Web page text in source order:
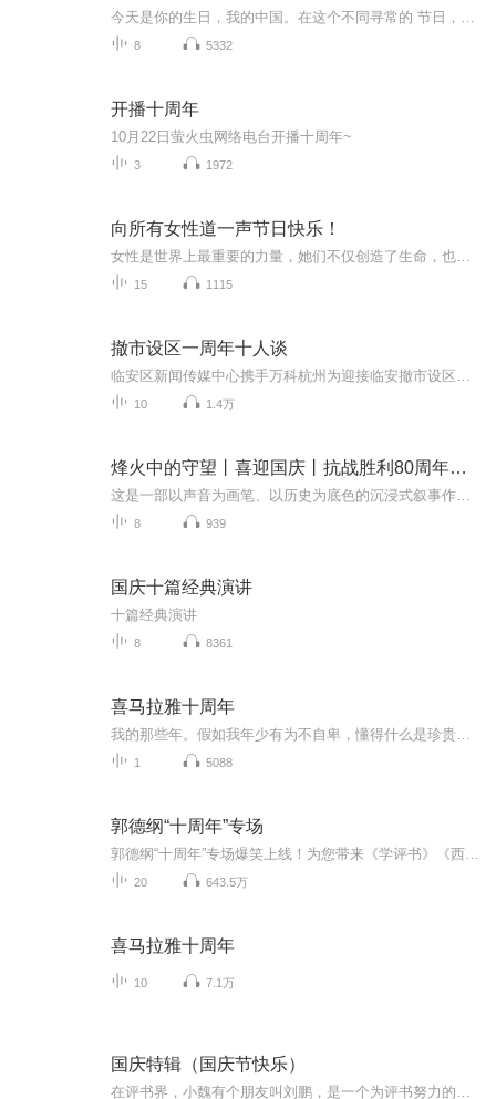
8 5332
开播十周年
10月22日萤火虫网络电台开播十周年~
3 1972
向所有女性道一声节日快乐！
15 1115
撤市设区一周年十人谈
10 1.4万
烽火中的守望丨喜迎国庆丨抗战胜利80周年丨广播剧
8 939
国庆十篇经典演讲
十篇经典演讲
8 8361
喜马拉雅十周年
1 5088
郭德纲“十周年”专场
20 643.5万
喜马拉雅十周年
10 7.1万
国庆特辑（国庆节快乐）